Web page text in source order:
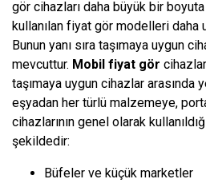
gör cihazları daha büyük bir
kullanılan fiyat gör modelleri daha
Bunun yanı sıra taşımaya uygun
mevcuttur. Mobil fiyat gör
taşımaya uygun cihazlar arasında
eşyadan her türlü malzemeye,
cihazlarının genel olarak
şekildedir:
Büfeler ve küçük marketler